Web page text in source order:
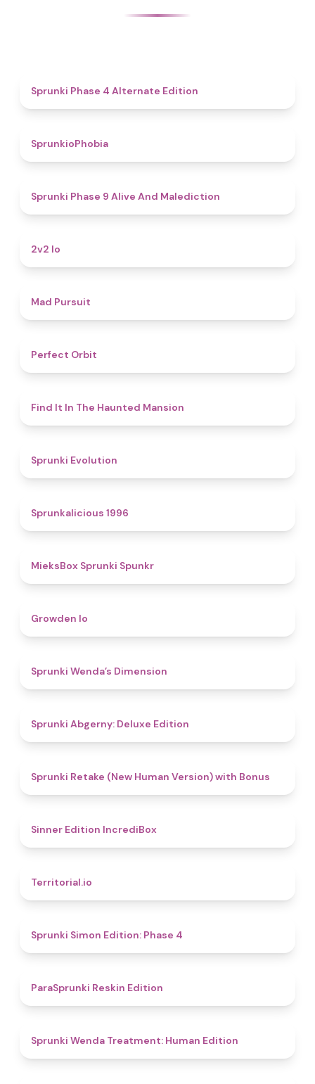
Sprunki Phase 4 Alternate Edition
SprunkioPhobia
Sprunki Phase 9 Alive And Malediction
2v2 Io
Mad Pursuit
Perfect Orbit
Find It In The Haunted Mansion
Sprunki Evolution
Sprunkalicious 1996
MieksBox Sprunki Spunkr
Growden Io
Sprunki Wenda’s Dimension
Sprunki Abgerny: Deluxe Edition
4.5
Sprunki Retake (New Human Version) with Bonus
Sinner Edition IncrediBox
Territorial.io
Sprunki Simon Edition: Phase 4
ParaSprunki Reskin Edition
Sprunki Wenda Treatment: Human Edition